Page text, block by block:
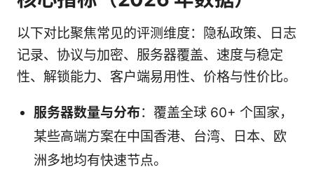
以下对比聚焦常见的评测维度：隐私政策、日志
记录、协议与加密、服务器覆盖、速度与稳定
性、解锁能力、客户端易用性、价格与性价比。
服务器数量与分布：覆盖全球 60+ 个国家，
某些高端方案在中国香港、台湾、日本、欧
洲多地均有快速节点。